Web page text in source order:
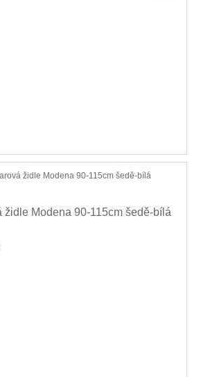
židle Modena 90-115cm šedě-bílá